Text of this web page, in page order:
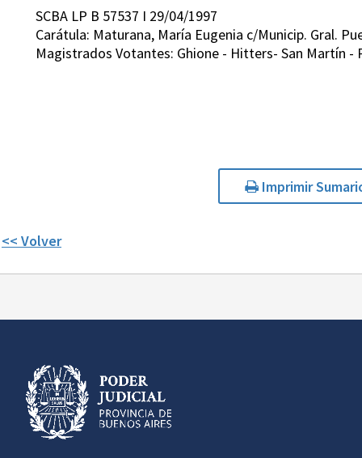
SCBA LP B 57537 I 29/04/1997
Carátula: Maturana, María Eugenia c/Municip. Gral.
Magistrados Votantes: Ghione - Hitters- San Martín -
Imprimir
<< Volver